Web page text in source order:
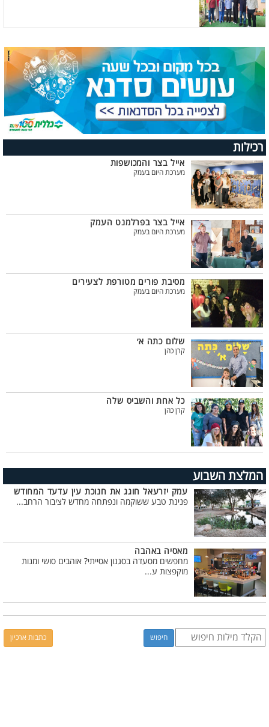
רכילות
אייל בצר והמכושפות
מערכת היום בעמק
אייל בצר בפרלמנט העמק
מערכת היום בעמק
מסיבת פורים מטורפת לצעירים
מערכת היום בעמק
שלום כתה א׳
קרן כהן
כל אחת והשביס שלה
קרן כהן
המלצת השבוע
עמק יזרעאל חוגג את חנוכת עין עדעד המחודש
פנינת טבע ששוקמה ונפתחה מחדש לציבור הרחב...
מאסיה באהבה
מחפשים מסעדה בסגנון אסייתי? אוהבים סושי ומנות
מוקפצות ע...
כתבות ארכיון